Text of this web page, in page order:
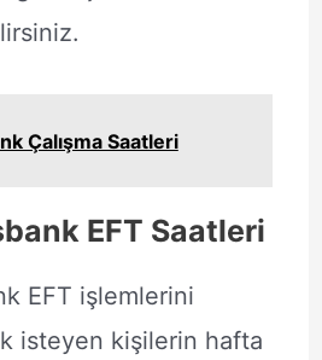
Çalışma Saatleri
EFT Saatleri
EFT işlemlerini
isteyen kişilerin hafta